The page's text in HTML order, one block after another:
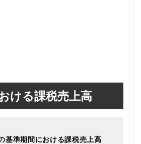
ける課税売上高
基準期間における課税売上高